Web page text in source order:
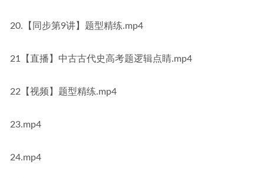
20.【同步第9讲】题型精练.mp4
21【直播】中古古代史高考题逻辑点睛.mp4
22【视频】题型精练.mp4
23.mp4
24.mp4